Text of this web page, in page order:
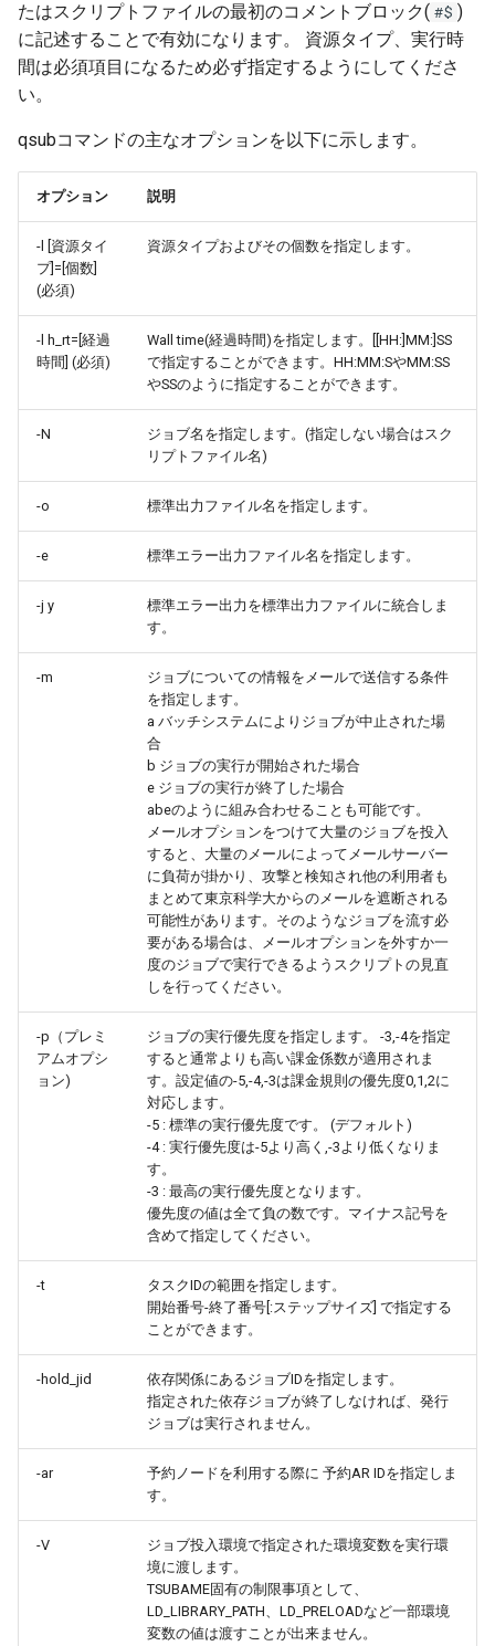
たはスクリプトファイルの最初のコメントブロック( #$ )
に記述することで有効になります。 資源タイプ、実行時
間は必須項目になるため必ず指定するようにしてくださ
い。
qsubコマンドの主なオプションを以下に示します。
オプション 説明
-l [資源タイ
プ]=[個数]
(必須)
資源タイプおよびその個数を指定します。
-l h_rt=[経過
時間] (必須)
Wall time(経過時間)を指定します。[[HH:]MM:]SS
で指定することができます。HH:MM:SやMM:SS
やSSのように指定することができます。
-N
ジョブ名を指定します。(指定しない場合はスク
リプトファイル名)
-o 標準出力ファイル名を指定します。
-e 標準エラー出力ファイル名を指定します。
-j y
標準エラー出力を標準出力ファイルに統合しま
す。
-m
ジョブについての情報をメールで送信する条件
を指定します。
a バッチシステムによりジョブが中止された場
合
b ジョブの実行が開始された場合
e ジョブの実行が終了した場合
abeのように組み合わせることも可能です。
メールオプションをつけて大量のジョブを投入
すると、大量のメールによってメールサーバー
に負荷が掛かり、攻撃と検知され他の利用者も
まとめて東京科学大からのメールを遮断される
可能性があります。そのようなジョブを流す必
要がある場合は、メールオプションを外すか一
度のジョブで実行できるようスクリプトの見直
しを行ってください。
-p（プレミ
アムオプシ
ョン)
ジョブの実行優先度を指定します。 -3,-4を指定
すると通常よりも高い課金係数が適用されま
す。設定値の-5,-4,-3は課金規則の優先度0,1,2に
対応します。
-5 : 標準の実行優先度です。 (デフォルト)
-4 : 実行優先度は-5より高く,-3より低くなりま
す。
-3 : 最高の実行優先度となります。
優先度の値は全て負の数です。マイナス記号を
含めて指定してください。
-t
タスクIDの範囲を指定します。
開始番号-終了番号[:ステップサイズ] で指定する
ことができます。
-hold_jid
依存関係にあるジョブIDを指定します。
指定された依存ジョブが終了しなければ、発行
ジョブは実行されません。
-ar
予約ノードを利用する際に 予約AR IDを指定しま
す。
-V
ジョブ投入環境で指定された環境変数を実行環
境に渡します。
TSUBAME固有の制限事項として、
LD_LIBRARY_PATH、LD_PRELOADなど一部環境
変数の値は渡すことが出来ません。